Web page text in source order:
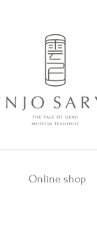
Online shop